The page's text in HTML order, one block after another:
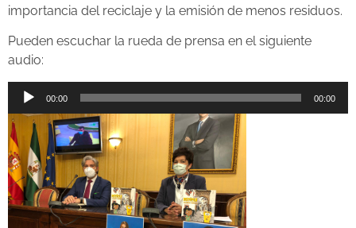
importancia del reciclaje y la emisión de menos residuos.
Pueden escuchar la rueda de prensa en el siguiente
audio:
Reproductor
audio
00:00 00:00